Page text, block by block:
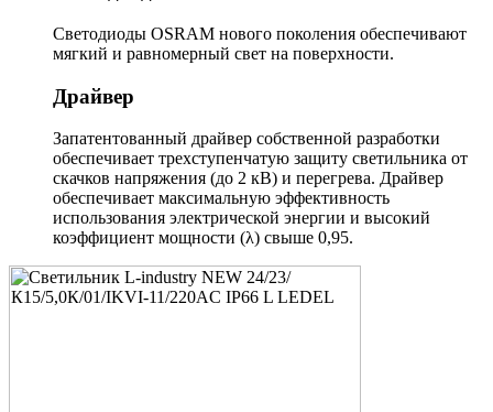
Светодиоды OSRAM нового поколения обеспечивают
мягкий и равномерный свет на поверхности.
Драйвер
Запатентованный драйвер собственной разработки
обеспечивает трехступенчатую защиту светильника от
скачков напряжения (до 2 кВ) и перегрева. Драйвер
обеспечивает максимальную эффективность
использования электрической энергии и высокий
коэффициент мощности (λ) свыше 0,95.